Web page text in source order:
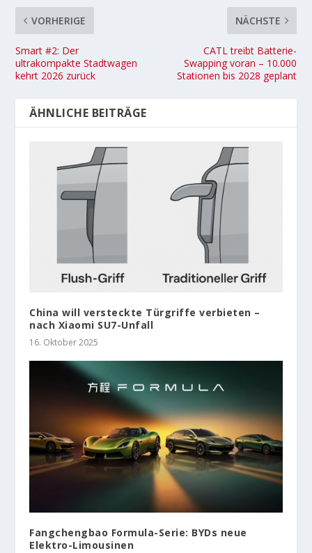
VORHERIGE
Smart #2: Der
ultrakompakte Stadtwagen
kehrt 2026 zurück
NÄCHSTE
CATL treibt Batterie-
Swapping voran – 10.000
Stationen bis 2028 geplant
ÄHNLICHE BEITRÄGE
China will versteckte Türgriffe verbieten –
nach Xiaomi SU7-Unfall
16. Oktober 2025
Fangchengbao Formula-Serie: BYDs neue
Elektro-Limousinen